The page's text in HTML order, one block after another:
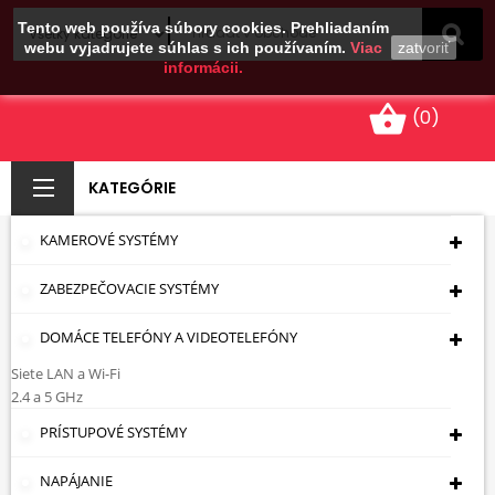
Tento web používa súbory cookies. Prehliadaním
webu vyjadrujete súhlas s ich používaním. Viac
informácii.
zatvoriť
shopping_basket (0)
KATEGÓRIE
KAMEROVÉ SYSTÉMY
ZABEZPEČOVACIE SYSTÉMY
DOMÁCE TELEFÓNY A VIDEOTELEFÓNY
Siete LAN a Wi-Fi
2.4 a 5 GHz
PRÍSTUPOVÉ SYSTÉMY
NAPÁJANIE
KAMERY S PEVNÝM
OBJEKTÍVOM -
GUĽOVÉ S
INFRAČERVENÝM
PRISVIETENÍM -
ANTIVANDAL - AŽ